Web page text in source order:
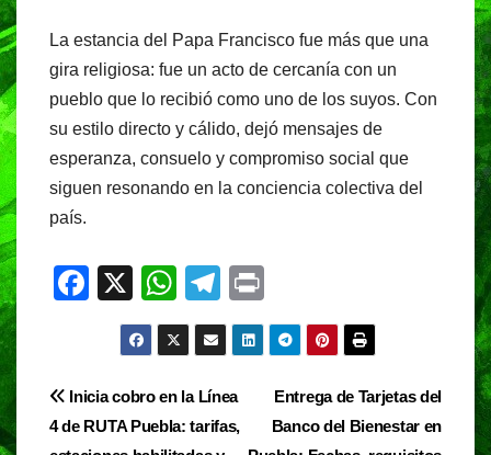
La estancia del Papa Francisco fue más que una
gira religiosa: fue un acto de cercanía con un
pueblo que lo recibió como uno de los suyos. Con
su estilo directo y cálido, dejó mensajes de
esperanza, consuelo y compromiso social que
siguen resonando en la conciencia colectiva del
país.
F
e
b
X
W
h
at
s
A
T
el
e
gr
a
in
t
Navegación
Entrega de Tarjetas del
Banco del Bienestar en
Inicia cobro en la Línea
4 de RUTA Puebla: tarifas,